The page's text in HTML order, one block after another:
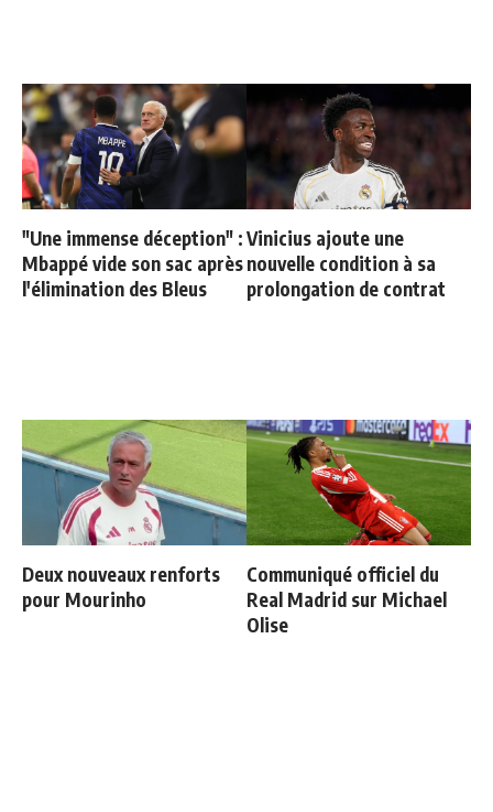
"Une immense déception" :
Mbappé vide son sac après
l'élimination des Bleus
Vinicius ajoute une
nouvelle condition à sa
prolongation de contrat
Deux nouveaux renforts
pour Mourinho
Communiqué officiel du
Real Madrid sur Michael
Olise